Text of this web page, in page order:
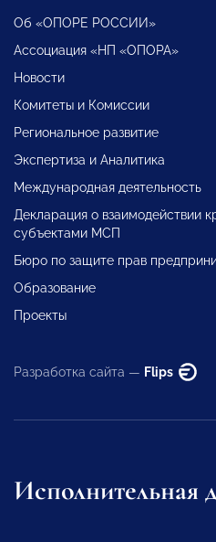
Об «ОПОРЕ РОССИИ»
Ассоциация «НП «ОПОРА»
Новости
Комитеты и Комиссии
Региональное развитие
Экспертиза и Аналитика
Международная деятельность
Декларация о взаимодействии
субъектами МСП
Бюро по защите прав
Образование
Проекты
Разработка сайта — Flips
Исполнительная